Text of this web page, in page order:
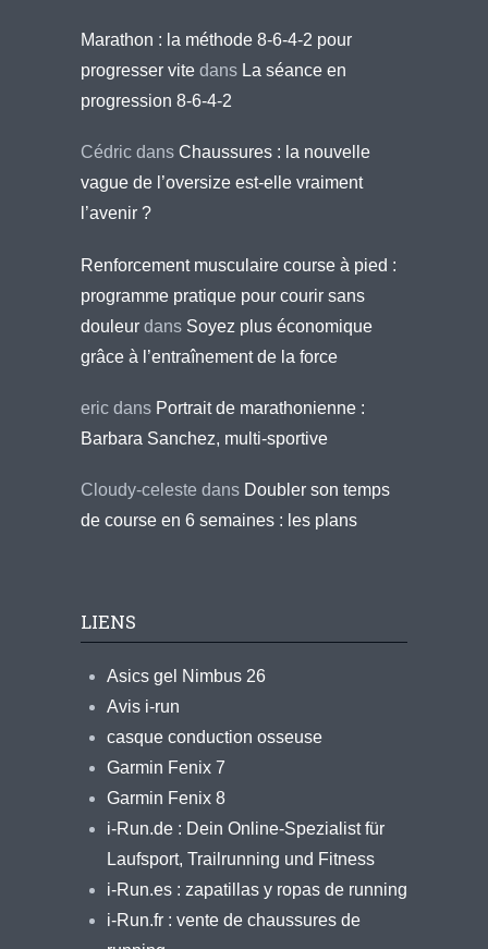
Marathon : la méthode 8-6-4-2 pour
progresser vite dans La séance en
progression 8-6-4-2
Cédric dans Chaussures : la nouvelle
vague de l’oversize est-elle vraiment
l’avenir ?
Renforcement musculaire course à pied :
programme pratique pour courir sans
douleur dans Soyez plus économique
grâce à l’entraînement de la force
eric dans Portrait de marathonienne :
Barbara Sanchez, multi-sportive
Cloudy-celeste dans Doubler son temps
de course en 6 semaines : les plans
LIENS
Asics gel Nimbus 26
Avis i-run
casque conduction osseuse
Garmin Fenix 7
Garmin Fenix 8
i-Run.de : Dein Online-Spezialist für
Laufsport, Trailrunning und Fitness
i-Run.es : zapatillas y ropas de running
i-Run.fr : vente de chaussures de